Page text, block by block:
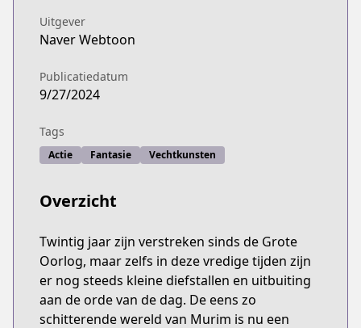
Uitgever
Naver Webtoon
Publicatiedatum
9/27/2024
Tags
Actie Fantasie Vechtkunsten
Overzicht
Twintig jaar zijn verstreken sinds de Grote
Oorlog, maar zelfs in deze vredige tijden zijn
er nog steeds kleine diefstallen en uitbuiting
aan de orde van de dag. De eens zo
schitterende wereld van Murim is nu een